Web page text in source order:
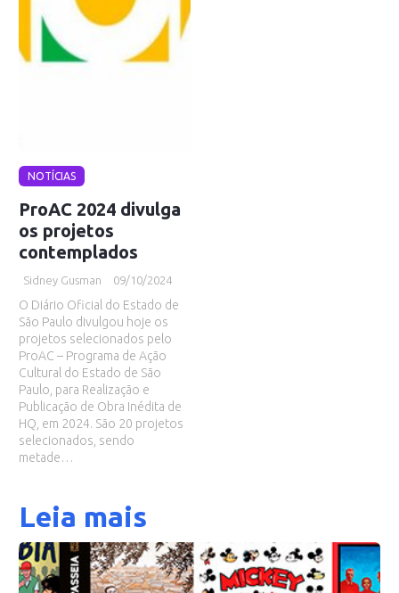
NOTÍCIAS
ProAC 2024 divulga
os projetos
contemplados
Sidney Gusman 09/10/2024
O Diário Oficial do Estado de
São Paulo divulgou hoje os
projetos selecionados pelo
ProAC – Programa de Ação
Cultural do Estado de São
Paulo, para Realização e
Publicação de Obra Inédita de
HQ, em 2024. São 20 projetos
selecionados, sendo
metade…
Leia mais